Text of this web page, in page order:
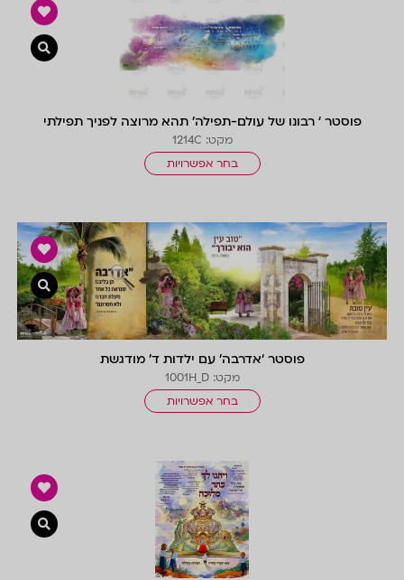
פוסטר ‘ רבונו של עולם-תפילה’ תהא מרוצה לפניך תפילתי
מקט: 1214C
בחר אפשרויות
פוסטר ‘אדרבה’ עם ילדות ד’ מודגשת
מקט: 1001H_D
בחר אפשרויות